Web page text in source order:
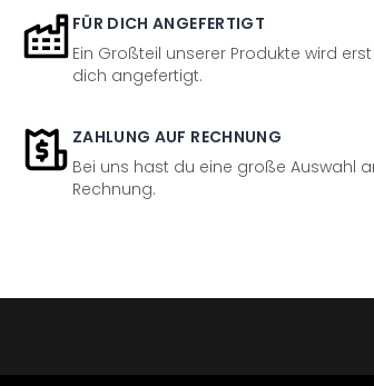
FÜR DICH ANGEFERTIGT
Ein Großteil unserer Produkte wird
dich angefertigt.
ZAHLUNG AUF RECHNUNG
Bei uns hast du eine große Auswahl
Rechnung.